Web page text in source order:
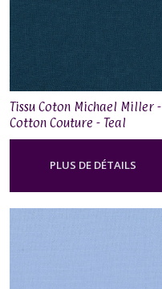
Tissu Coton Michael Miller -
Cotton Couture - Teal
PLUS DE DÉTAILS